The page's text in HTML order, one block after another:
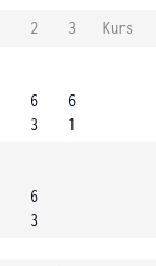
2 3
Kurs
6
3
6
1
6
3